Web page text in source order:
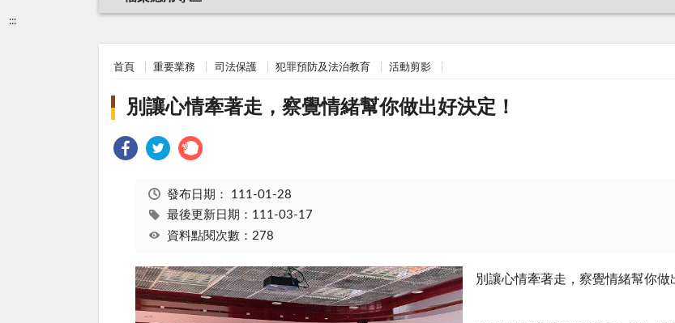
:::
首頁 重要業務 司法保護 犯罪預防及法治教育 活動剪影
別讓心情牽著走，察覺情緒幫你做出好決定！
發布日期： 111-01-28
最後更新日期：111-03-17
資料點閱次數：278
別讓心情牽著走，察覺情緒幫你做